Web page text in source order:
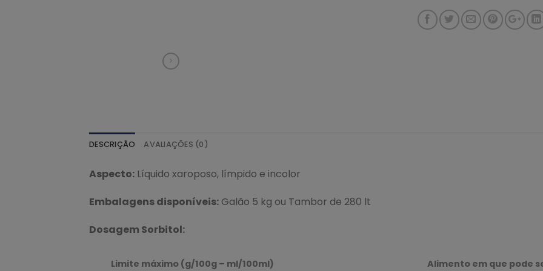
DESCRIÇÃO AVALIAÇÕES (0)
Aspecto: Líquido xaroposo, límpido e incolor
Embalagens disponíveis: Galão 5 kg ou Tambor de 280 lt
Dosagem Sorbitol:
Limite máximo (g/100g – ml/100ml) Alimento em que pode